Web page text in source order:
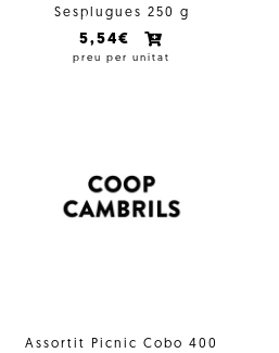
Sesplugues 250 g
5,54€
preu per unitat
Assortit Picnic Cobo 400